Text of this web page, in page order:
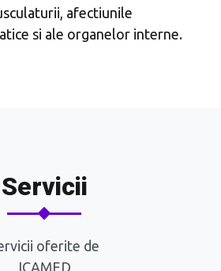
afectiunile
si ale organelor interne.
Servicii
oferite de
ICAMED